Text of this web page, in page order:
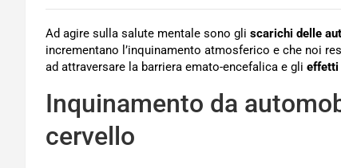
Ad agire sulla salute mentale sono gli scarichi delle
incrementano l’inquinamento atmosferico e che noi
ad attraversare la barriera emato-encefalica e gli effetti
Inquinamento da
cervello